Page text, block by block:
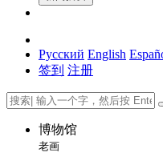
Русский English
签到 注册
博物馆
老画